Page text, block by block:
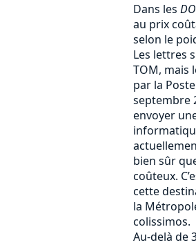
Dans les
au prix
selon le
Les lettres
TOM, mais
par la
septembre
envoyer
bien sûr
coûteux.
cette
la
colissimos.
Au-delà de